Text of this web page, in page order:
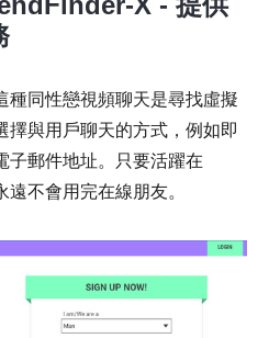
種同性戀視頻聊天是尋找虛擬
擇與用戶聊天的方式，例如即
子郵件地址。只要活躍在
不會用完在線朋友。